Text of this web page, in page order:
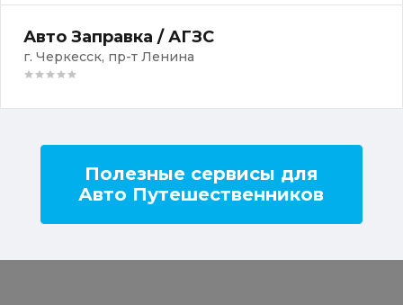
Авто Заправка / АГЗС
г. Черкесск, пр-т Ленина
Полезные сервисы для
Авто Путешественников